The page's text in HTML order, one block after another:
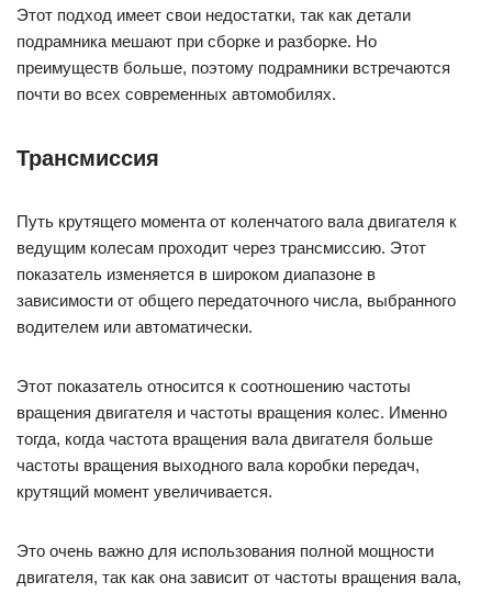
Этот подход имеет свои недостатки, так как детали
подрамника мешают при сборке и разборке. Но
преимуществ больше, поэтому подрамники встречаются
почти во всех современных автомобилях.
Трансмиссия
Путь крутящего момента от коленчатого вала двигателя к
ведущим колесам проходит через трансмиссию. Этот
показатель изменяется в широком диапазоне в
зависимости от общего передаточного числа, выбранного
водителем или автоматически.
Этот показатель относится к соотношению частоты
вращения двигателя и частоты вращения колес. Именно
тогда, когда частота вращения вала двигателя больше
частоты вращения выходного вала коробки передач,
крутящий момент увеличивается.
Это очень важно для использования полной мощности
двигателя, так как она зависит от частоты вращения вала,